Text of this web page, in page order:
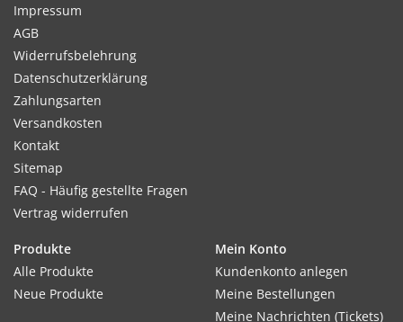
Impressum
AGB
Widerrufsbelehrung
Datenschutzerklärung
Zahlungsarten
Versandkosten
Kontakt
Sitemap
FAQ - Häufig gestellte Fragen
Vertrag widerrufen
Produkte
Alle Produkte
Neue Produkte
Mein Konto
Kundenkonto anlegen
Meine Bestellungen
Meine Nachrichten (Tickets)